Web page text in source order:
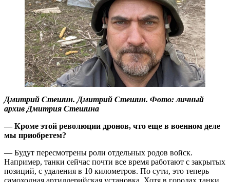
Дмитрий Стешин. Дмитрий Стешин. Фото: личный
архив Дмитрия Стешина
— Кроме этой революции дронов, что еще в военном деле
мы приобретем?
— Будут пересмотрены роли отдельных родов войск.
Например, танки сейчас почти все время работают с закрытых
позиций, с удаления в 10 километров. По сути, это теперь